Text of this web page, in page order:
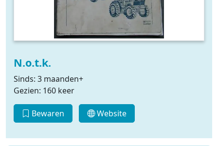
N.o.t.k.
Sinds: 3 maanden+
Gezien: 160 keer
Bewaren Website